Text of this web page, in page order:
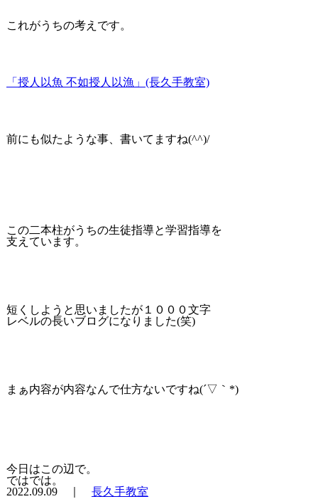
これがうちの考えです。
「授人以魚 不如授人以漁」(長久手教室)
前にも似たような事、書いてますね(^^)/
この二本柱がうちの生徒指導と学習指導を
支えています。
短くしようと思いましたが１０００文字
レベルの長いブログになりました(笑)
まぁ内容が内容なんで仕方ないですね(´▽｀*)
今日はこの辺で。
ではでは。
2022.09.09 ｜ 長久手教室